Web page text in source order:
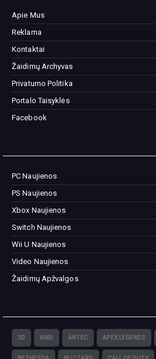
Apie Mus
Reklama
Kontaktai
Žaidimų Archyvas
Privatumo Politika
Portalo Taisyklės
Facebook
PC Naujienos
PS Naujienos
Xbox Naujienos
Switch Naujienos
Wii U Naujienos
Video Naujienos
Žaidimų Apžvalgos
3D AMD ANTEC APEX LEGENDS